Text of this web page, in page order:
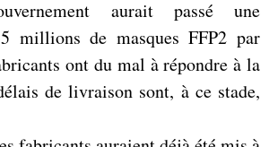
aurait passé une
millions de masques FFP2 par
ont du mal à répondre à la
de livraison sont, à ce stade,